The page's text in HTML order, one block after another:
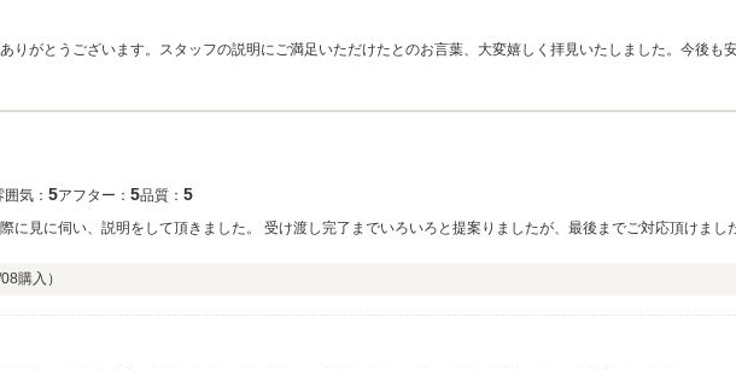
りがとうございます。スタッフの説明にご満足いただけたとのお言葉、大変嬉しく拝見いたしました。今後も
囲気： 5アフター： 5品質： 5
に見に伺い、説明をして頂きました。 受け渡し完了までいろいろと提案りましたが、最後までご対応頂けまし
購入）